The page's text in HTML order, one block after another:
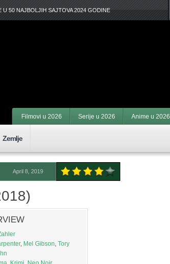
U 50 NAJBOLJIH SAJTOVA 2024 GODINE
Filmovi u 2026 Serije u 2026 Anime u 2026
Zemlje
April 8, 2019
, Mel Gibson Tory